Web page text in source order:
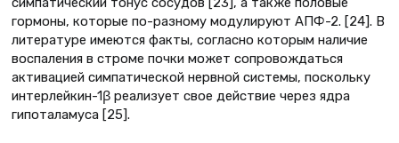
гормоны, которые по-разному модулируют АПФ-2. [24]. В
литературе имеются факты, согласно которым наличие
воспаления в строме почки может сопровождаться
активацией симпатической нервной системы, поскольку
интерлейкин-1β реализует свое действие через ядра
гипоталамуса [25].